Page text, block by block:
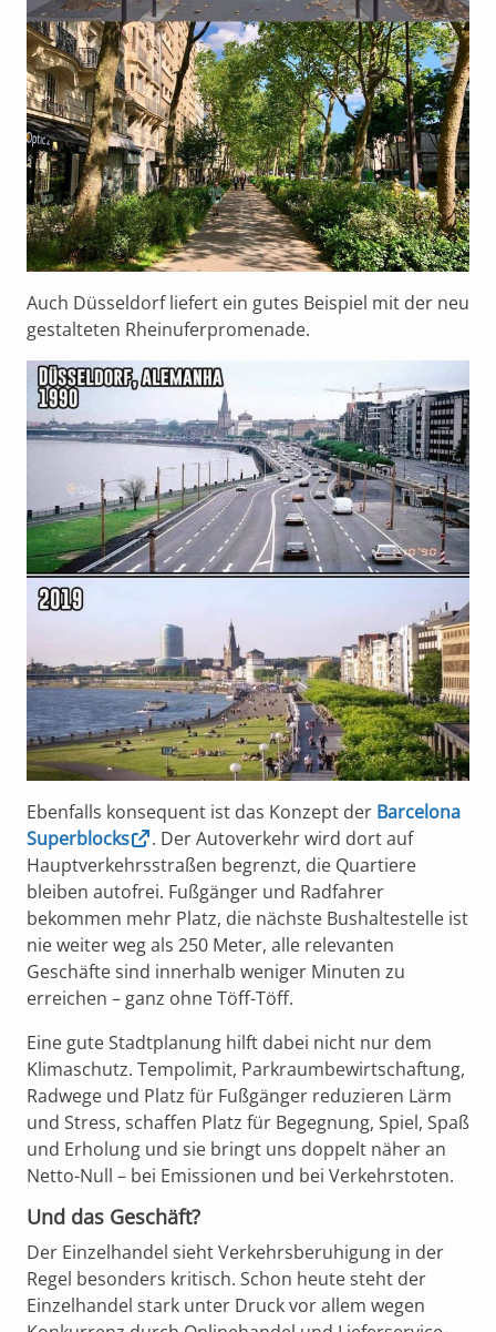
Auch Düsseldorf liefert ein gutes Beispiel mit der neu
gestalteten Rheinuferpromenade.
Ebenfalls konsequent ist das Konzept der Barcelona
Superblocks
. Der Autoverkehr wird dort auf
Hauptverkehrsstraßen begrenzt, die Quartiere
bleiben autofrei. Fußgänger und Radfahrer
bekommen mehr Platz, die nächste Bushaltestelle ist
nie weiter weg als 250 Meter, alle relevanten
Geschäfte sind innerhalb weniger Minuten zu
erreichen – ganz ohne Töff-Töff.
Eine gute Stadtplanung hilft dabei nicht nur dem
Klimaschutz. Tempolimit, Parkraumbewirtschaftung,
Radwege und Platz für Fußgänger reduzieren Lärm
und Stress, schaffen Platz für Begegnung, Spiel, Spaß
und Erholung und sie bringt uns doppelt näher an
Netto-Null – bei Emissionen und bei Verkehrstoten.
Und das Geschäft?
Der Einzelhandel sieht Verkehrsberuhigung in der
Regel besonders kritisch. Schon heute steht der
Einzelhandel stark unter Druck vor allem wegen